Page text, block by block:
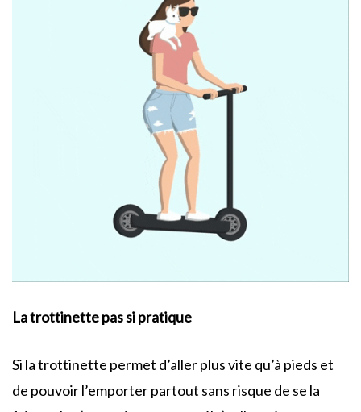
La trottinette pas si pratique
Si la trottinette permet d’aller plus vite qu’à pieds et
de pouvoir l’emporter partout sans risque de se la